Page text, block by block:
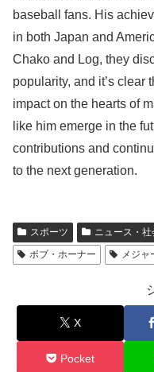
baseball fans. His
in both Japan and
Chako and Log, they
popularity, and it’s clear
impact on the hearts of
like him emerge in the
contributions and
to the next generation.
スポーツ ニュース・社
ボブ・ホーナー
メジャ
X
Pocket